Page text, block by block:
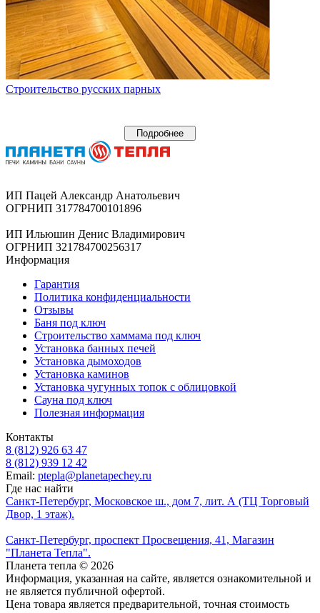
Строительство русских парных
Подробнее
ИП Пацей Александр Анатольевич
ОГРНИП 317784700101896
ИП Ильюшин Денис Владимирович
ОГРНИП 321784700256317
Информация
Гарантия
Политика конфиденциальности
Отзывы
Баня под ключ
Строительство хаммама под ключ
Установка банных печей
Установка дымоходов
Установка каминов
Установка чугунных топок с облицовкой
Сауна под ключ
Полезная информация
Контакты
8 (812) 926 63 47
8 (812) 939 12 42
Email: ptepla@planetapechey.ru
Где нас найти
Санкт-Петербург, Московское ш., дом 7, лит. А (ТЦ Торговый
Двор, 1 этаж).
Санкт-Петербург, проспект Просвещения, 41, Магазин
"Планета Тепла".
Планета тепла © 2026
Информация, указанная на сайте, является ознакомительной и
не является публичной офертой.
Цена товара является предварительной, точная стоимость